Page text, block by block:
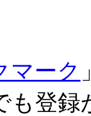
マーク
も登録